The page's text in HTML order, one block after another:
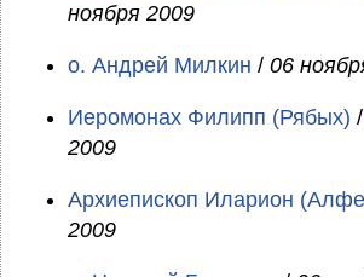
ноября 2009
о. Андрей Милкин / 06
Иеромонах Филипп (Рябых) /
2009
Архиепископ Иларион
2009